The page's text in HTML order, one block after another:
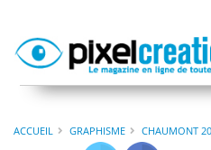
ACCUEIL GRAPHISME CHAUMONT